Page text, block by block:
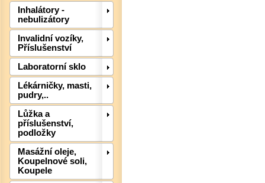
Inhalátory -
nebulizátory
Invalidní vozíky,
Příslušenství
Laboratorní sklo
Lékárničky, masti,
pudry,..
Lůžka a
příslušenství,
podložky
Masážní oleje,
Koupelnové soli,
Koupele